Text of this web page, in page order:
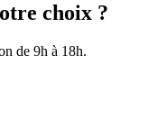
choix ?
de 9h à 18h.